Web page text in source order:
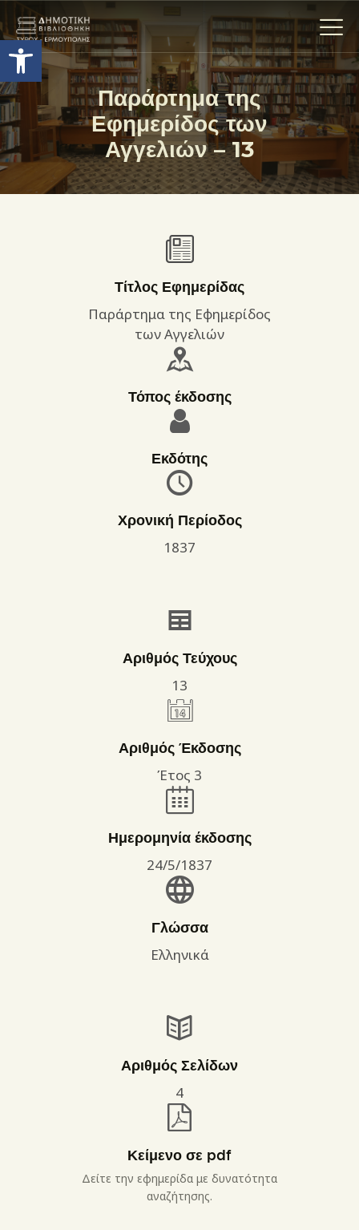
Ανοίξτε τη γραμμή εργαλείων
Παράρτημα της
Εφημερίδος των
Αγγελιών – 13
Η ΒΙΒΛΙΟΘΗΚΗ
ΟΙ ΣΥΛΛΟΓΈΣ
ΕΚΘΕΣΕΙΣ
ΥΠΗΡΕΣΙΕΣ
ΕΠΙΚΟΙΝΩΝΊΑ
ΌΡΟΙ ΧΡΉΣΗΣ
Τίτλος Εφημερίδας
Παράρτημα της Εφημερίδος
των Αγγελιών
Τόπος έκδοσης
Εκδότης
Χρονική Περίοδος
1837
Αριθμός Τεύχους
13
Αριθμός Έκδοσης
Έτος 3
Ημερομηνία έκδοσης
24/5/1837
Γλώσσα
Ελληνικά
Αριθμός Σελίδων
4
Κείμενο σε pdf
Δείτε την εφημερίδα με δυνατότητα
αναζήτησης.